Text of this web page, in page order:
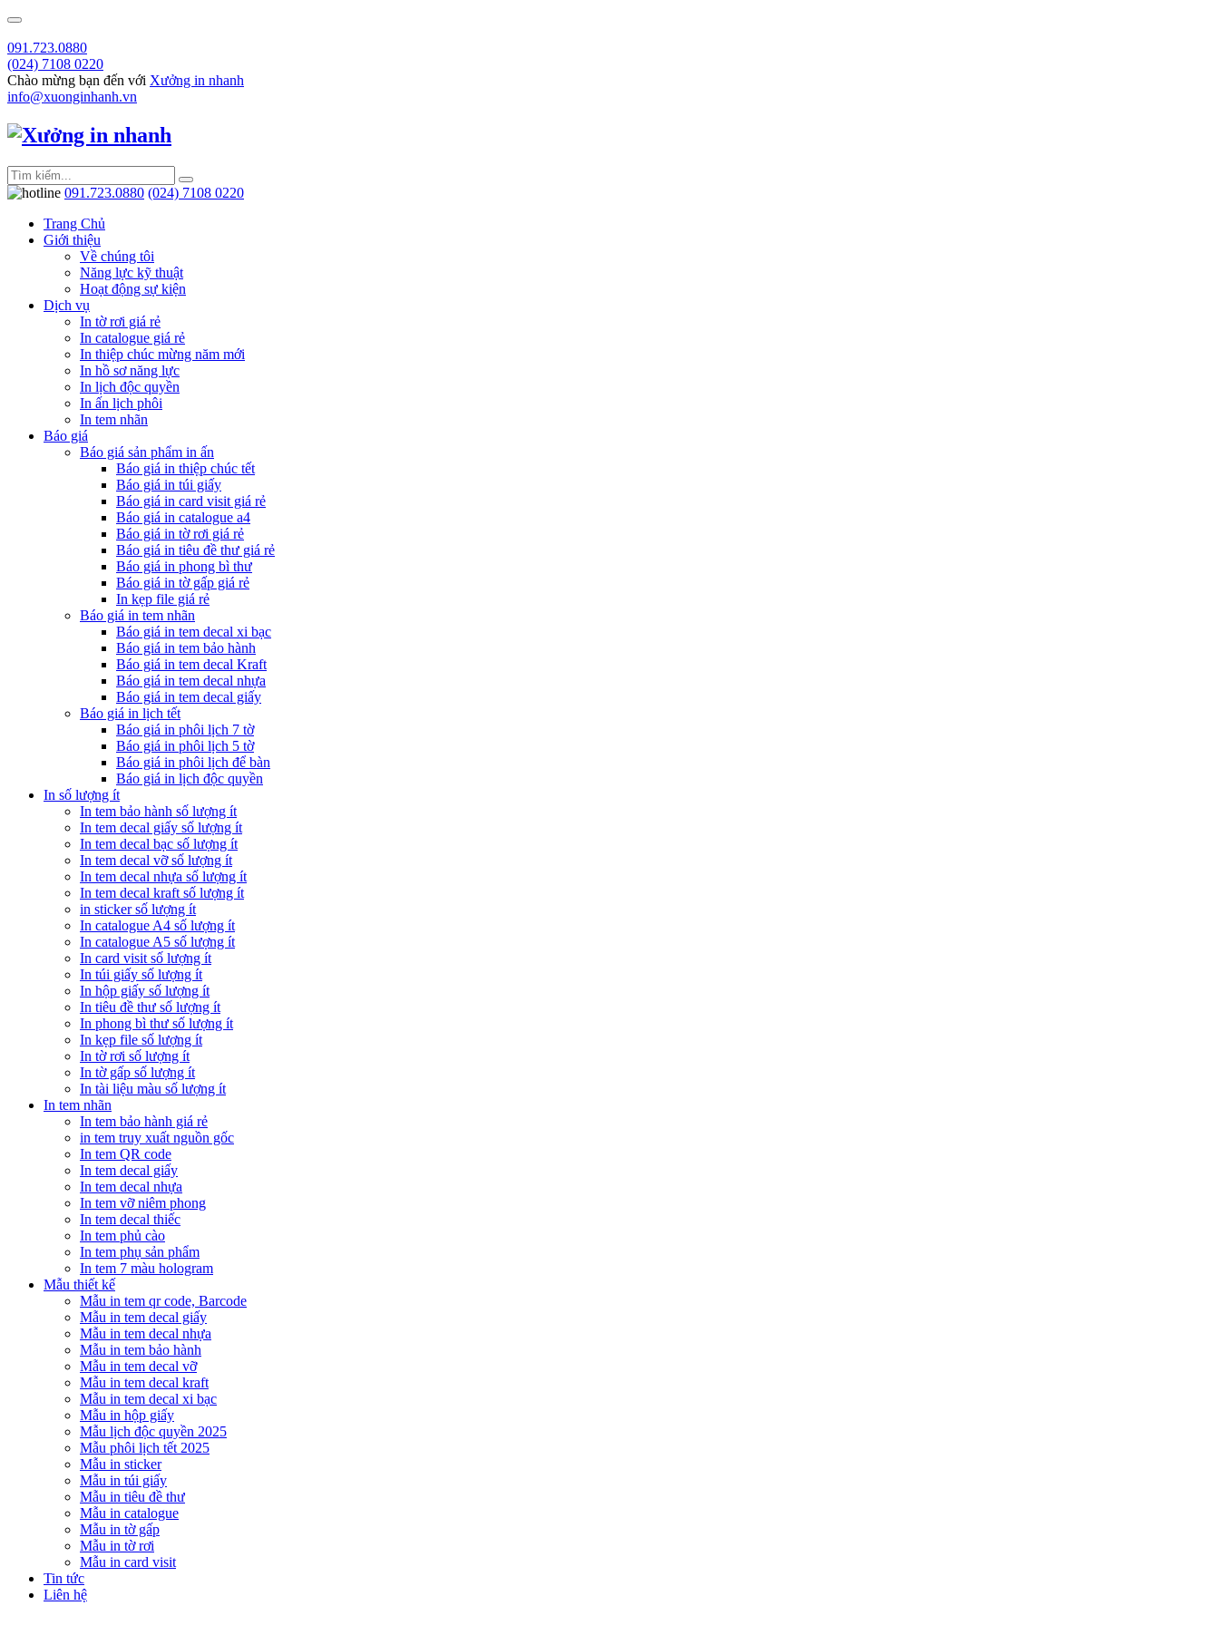
091.723.0880
(024) 7108 0220
Chào mừng bạn đến với Xưởng in nhanh
info@xuonginhanh.vn
091.723.0880 (024) 7108 0220
Trang Chủ
Giới thiệu
Về chúng tôi
Năng lực kỹ thuật
Hoạt động sự kiện
Dịch vụ
In tờ rơi giá rẻ
In catalogue giá rẻ
In thiệp chúc mừng năm mới
In hồ sơ năng lực
In lịch độc quyền
In ấn lịch phôi
In tem nhãn
Báo giá
Báo giá sản phẩm in ấn
Báo giá in thiệp chúc tết
Báo giá in túi giấy
Báo giá in card visit giá rẻ
Báo giá in catalogue a4
Báo giá in tờ rơi giá rẻ
Báo giá in tiêu đề thư giá rẻ
Báo giá in phong bì thư
Báo giá in tờ gấp giá rẻ
In kẹp file giá rẻ
Báo giá in tem nhãn
Báo giá in tem decal xi bạc
Báo giá in tem bảo hành
Báo giá in tem decal Kraft
Báo giá in tem decal nhựa
Báo giá in tem decal giấy
Báo giá in lịch tết
Báo giá in phôi lịch 7 tờ
Báo giá in phôi lịch 5 tờ
Báo giá in phôi lịch để bàn
Báo giá in lịch độc quyền
In số lượng ít
In tem bảo hành số lượng ít
In tem decal giấy số lượng ít
In tem decal bạc số lượng ít
In tem decal vỡ số lượng ít
In tem decal nhựa số lượng ít
In tem decal kraft số lượng ít
in sticker số lượng ít
In catalogue A4 số lượng ít
In catalogue A5 số lượng ít
In card visit số lượng ít
In túi giấy số lượng ít
In hộp giấy số lượng ít
In tiêu đề thư số lượng ít
In phong bì thư số lượng ít
In kẹp file số lượng ít
In tờ rơi số lượng ít
In tờ gấp số lượng ít
In tài liệu màu số lượng ít
In tem nhãn
In tem bảo hành giá rẻ
in tem truy xuất nguồn gốc
In tem QR code
In tem decal giấy
In tem decal nhựa
In tem vỡ niêm phong
In tem decal thiếc
In tem phủ cào
In tem phụ sản phẩm
In tem 7 màu hologram
Mẫu thiết kế
Mẫu in tem qr code, Barcode
Mẫu in tem decal giấy
Mẫu in tem decal nhựa
Mẫu in tem bảo hành
Mẫu in tem decal vỡ
Mẫu in tem decal kraft
Mẫu in tem decal xi bạc
Mẫu in hộp giấy
Mẫu lịch độc quyền 2025
Mẫu phôi lịch tết 2025
Mẫu in sticker
Mẫu in túi giấy
Mẫu in tiêu đề thư
Mẫu in catalogue
Mẫu in tờ gấp
Mẫu in tờ rơi
Mẫu in card visit
Tin tức
Liên hệ